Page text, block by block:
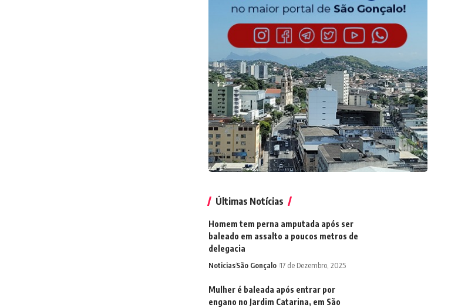
Últimas Notícias
Homem tem perna amputada após ser
baleado em assalto a poucos metros de
delegacia
NoticiasSão Gonçalo 17 de Dezembro, 2025
Mulher é baleada após entrar por
engano no Jardim Catarina, em São